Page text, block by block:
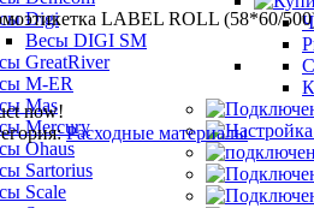
Digi
Весы DIGI SM
GreatRiver
M-ER
Mas
Mercury
Ohaus
Sartorius
Scale
LABEL ROLL (58*60/
now!
Расходные материалы